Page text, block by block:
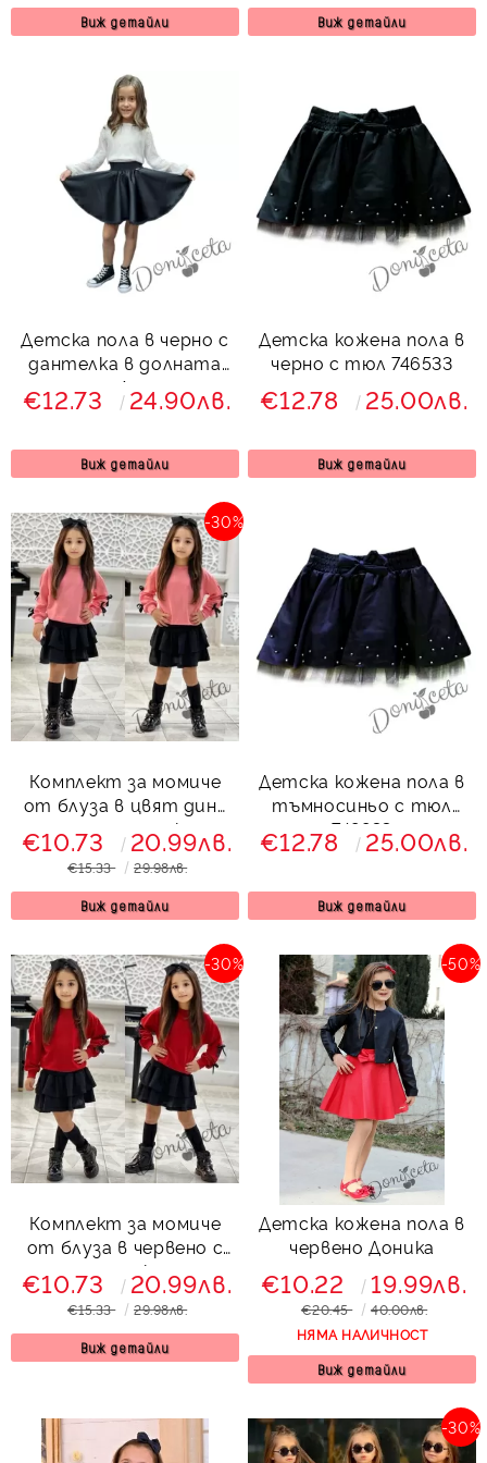
Виж детайли Виж детайли
Детска пола в черно с
дантелка в долната
част Анисия
€12.73 24.90лв.
Виж детайли
Детска кожена пола в
черно с тюл 746533
€12.78 25.00лв.
Виж детайли
Комплект за момиче
от блуза в цвят диня
с черни панделки и
пола в черно Моника
-30%
€10.73 20.99лв.
€15.33 29.98лв.
Виж детайли
Детска кожена пола в
тъмносиньо с тюл
748833
€12.78 25.00лв.
Виж детайли
Комплект за момиче
от блуза в червено с
черни панделки и пола
в черно Моника
-30%
€10.73 20.99лв.
€15.33 29.98лв.
Виж детайли
Детска кожена пола в
червено Доника
-50%
€10.22 19.99лв.
€20.45
40.00лв.
НЯМА НАЛИЧНОСТ
Виж детайли
-30%